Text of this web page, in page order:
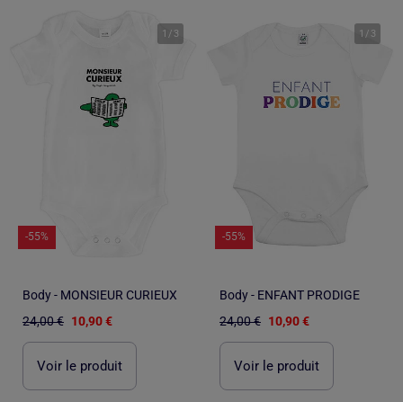
1 / 3
-55%
Body - MONSIEUR CURIEUX
24,00 € 10,90 €
Voir le produit
1 / 3
-55%
Body - ENFANT PRODIGE
24,00 € 10,90 €
Voir le produit